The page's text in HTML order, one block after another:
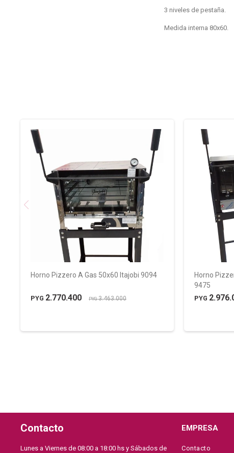
3 niveles de pestaña.
Medida interna 80x60.
Horno Pizzero A Gas 50x60 Itajobi 9094
PYG 2.770.400 PYG3.463.000
Horno
9475
PYG
Contacto
Lunes a Viernes de 08:00 a 18:00 hs y Sábados de
EMPRESA
Contacto